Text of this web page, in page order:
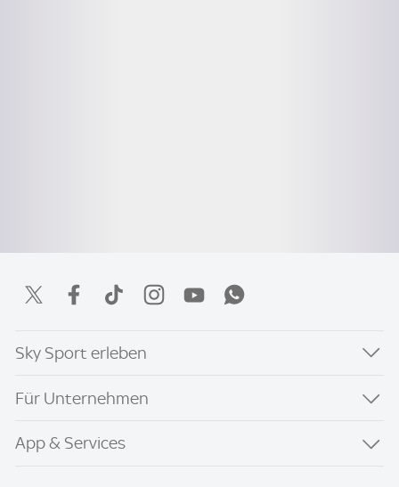
Sky Sport erleben
Für Unternehmen
App & Services